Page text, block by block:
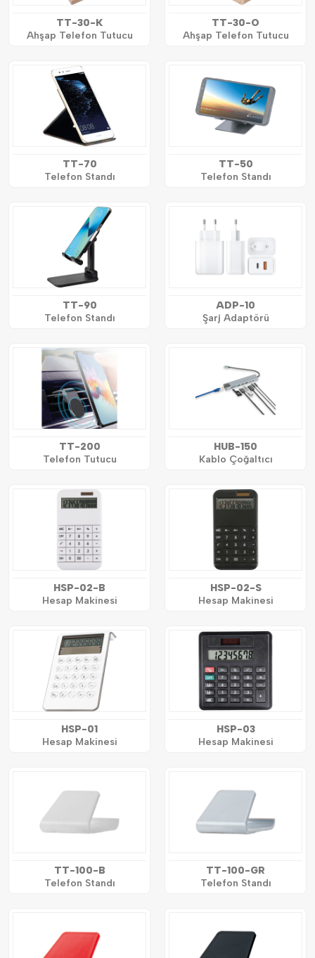
TT-30-K
Ahşap Telefon Tutucu
TT-30-O
Ahşap Telefon Tutucu
TT-70
Telefon Standı
TT-50
Telefon Standı
TT-90
Telefon Standı
ADP-10
Şarj Adaptörü
TT-200
Telefon Tutucu
HUB-150
Kablo Çoğaltıcı
HSP-02-B
Hesap Makinesi
HSP-02-S
Hesap Makinesi
HSP-01
Hesap Makinesi
HSP-03
Hesap Makinesi
TT-100-B
Telefon Standı
TT-100-GR
Telefon Standı